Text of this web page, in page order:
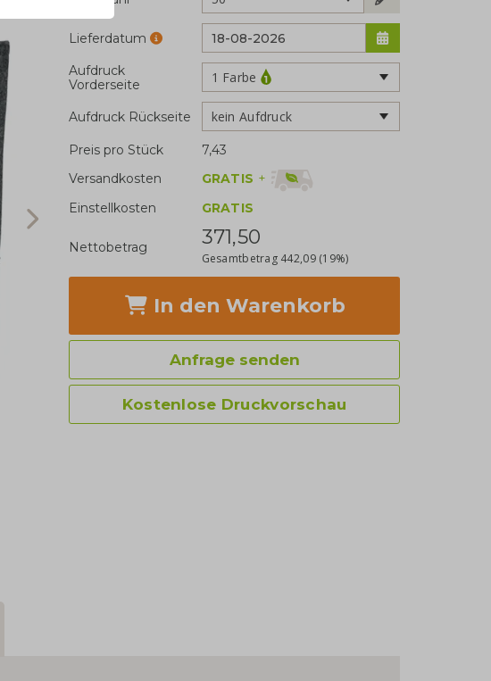
Lieferdatum
Aufdruck
Vorderseite
1 Farbe
Aufdruck Rückseite kein Aufdruck
Preis pro Stück
7,43
Versandkosten
GRATIS +
Einstellkosten
GRATIS
Nettobetrag 371,50
Gesamtbetrag 442,09 (19%)
In den Warenkorb
Anfrage senden
Kostenlose Druckvorschau